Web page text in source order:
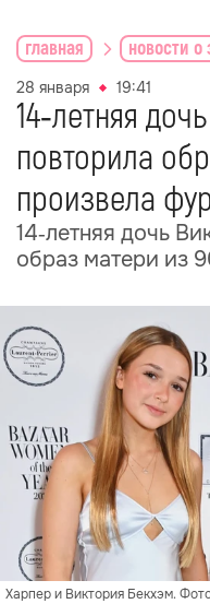
главная новости о
28 января 19:41
14‑летняя
повторила
произвела
14‑летняя дочь
образ матери из
Харпер и Виктория Бекхэм.